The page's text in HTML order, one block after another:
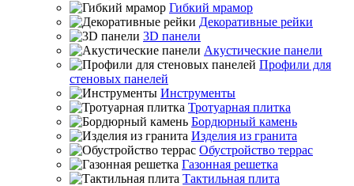
Гибкий мрамор
Декоративные рейки
3D панели
Акустические панели
Профили для
стеновых панелей
Инструменты
Тротуарная плитка
Бордюрный камень
Изделия из гранита
Обустройство террас
Газонная решетка
Тактильная плита